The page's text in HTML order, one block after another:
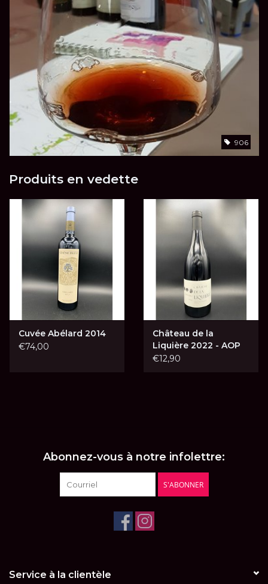
906
Produits en vedette
Cuvée Abélard 2014
€74,00
Château de la
Liquière 2022 - AOP
Faugères
€12,90
Abonnez-vous à notre infolettre:
S'ABONNER
Service à la clientèle